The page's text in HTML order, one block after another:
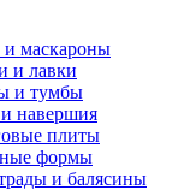
маскароны
и лавки
и тумбы
навершия
плиты
формы
и балясины